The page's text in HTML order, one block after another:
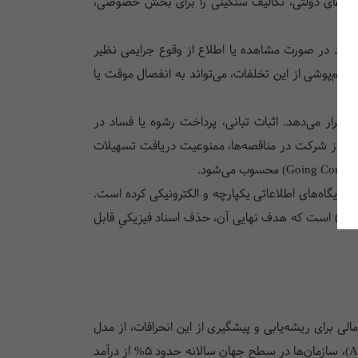
مالی مکلفند در صورت مشاهده یا اطلاع از وقوع جرایمی نظیر
چشم‌پوشی از این تخلفات، می‌تواند به انفصال موقت یا
می‌دهد. اثبات تبانی، پرداخت رشوه یا فساد در
از شرکت در مناقصه‌ها، ممنوعیت دریافت تسهیلات
پایگاه‌های اطلاعاتی یکپارچه و الکترونیکی کرده است.
است که هدف نهایی آن، حذف اسناد فیزیکیِ قابل
ریشه‌یابی و پیشگیری از این انحرافات، از مدل
استانداردی به نام «مثلث تقلب» (Fraud Triangle) استفاده می‌کنند. بر اساس گزارش‌های مستمر انجمن بازرسان رسمی تقلب (ACFE)، سازمان‌ها در سطح جهان سالانه حدود 5% از درآمد